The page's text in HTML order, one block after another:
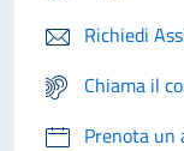
Richiedi
Chiama il
Prenota un